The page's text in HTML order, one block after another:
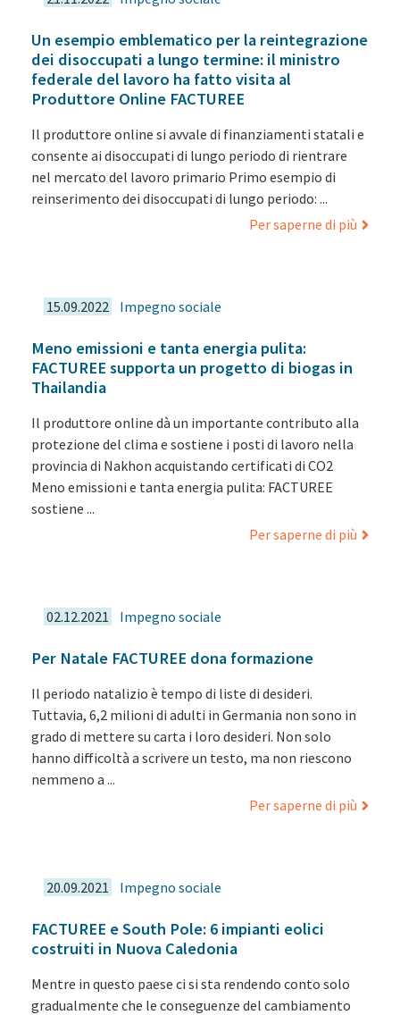
Un esempio emblematico per la reintegrazione
dei disoccupati a lungo termine: il ministro
federale del lavoro ha fatto visita al
Produttore Online FACTUREE
Il produttore online si avvale di finanziamenti statali e
consente ai disoccupati di lungo periodo di rientrare
nel mercato del lavoro primario Primo esempio di
reinserimento dei disoccupati di lungo periodo: ...
Per saperne di più
15.09.2022 Impegno sociale
Meno emissioni e tanta energia pulita:
FACTUREE supporta un progetto di biogas in
Thailandia
Il produttore online dà un importante contributo alla
protezione del clima e sostiene i posti di lavoro nella
provincia di Nakhon acquistando certificati di CO2
Meno emissioni e tanta energia pulita: FACTUREE
sostiene ...
Per saperne di più
02.12.2021 Impegno sociale
Per Natale FACTUREE dona formazione
Il periodo natalizio è tempo di liste di desideri.
Tuttavia, 6,2 milioni di adulti in Germania non sono in
grado di mettere su carta i loro desideri. Non solo
hanno difficoltà a scrivere un testo, ma non riescono
nemmeno a ...
Per saperne di più
20.09.2021 Impegno sociale
FACTUREE e South Pole: 6 impianti eolici
costruiti in Nuova Caledonia
Mentre in questo paese ci si sta rendendo conto solo
gradualmente che le conseguenze del cambiamento